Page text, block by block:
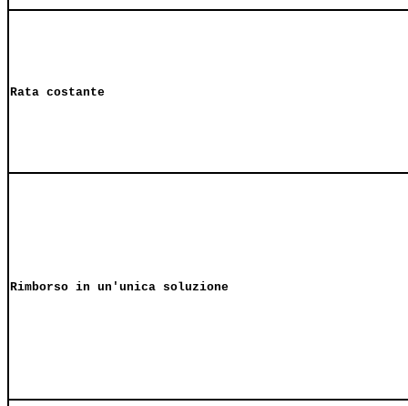
Rata costante
Rimborso in un'unica soluzione